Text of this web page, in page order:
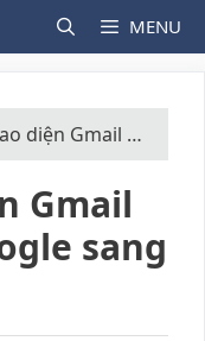
MENU
dụng Google sang Tiếng Việt
Gmail
sang